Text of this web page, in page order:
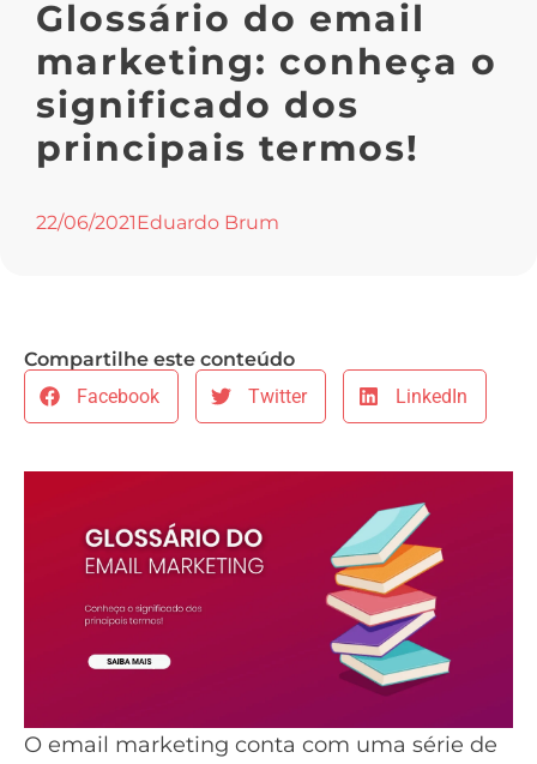
Glossário do email
marketing: conheça o
significado dos
principais termos!
22/06/2021 Eduardo Brum
Compartilhe este conteúdo
Facebook
Twitter LinkedIn
O email marketing conta com uma série de